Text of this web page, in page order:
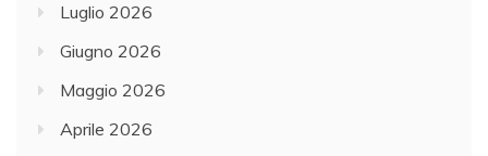
Luglio 2026
Giugno 2026
Maggio 2026
Aprile 2026